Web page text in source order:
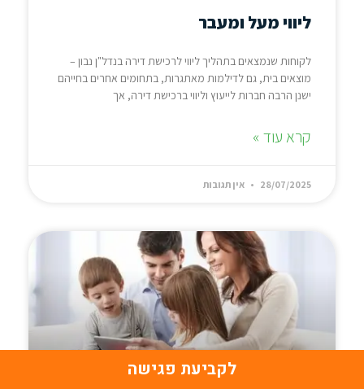
ליווי מעל ומעבר
לקוחות שנמצאים בתהליך ליווי לרכישת דירה בנדל"ן נבון –
מוצאים בית, גם לדילמות מאתגרות, בתחומים אחרים בחייהם
ישנן הרבה חברות לייעוץ וליווי ברכישת דירה, אך
קרא עוד »
28/07/2025 אין תגובות
לקביעת פגישה